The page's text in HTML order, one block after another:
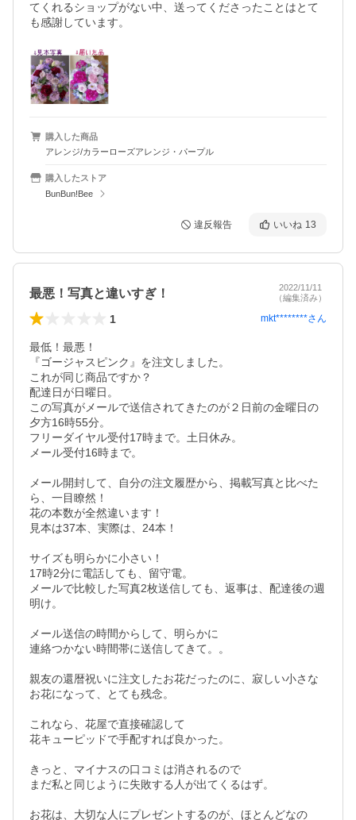
てくれるショップがない中、送ってくださったことはとて
も感謝しています。
購入した商品
アレンジ/カラーローズアレンジ・パープル
購入したストア
BunBun!Bee
違反報告 いいね 13
最悪！写真と違いすぎ！
2022/11/11
（編集済み）
1 mkt********さん
最低！最悪！
『ゴージャスピンク』を注文しました。
これが同じ商品ですか？
配達日が日曜日。
この写真がメールで送信されてきたのが２日前の金曜日の
夕方16時55分。
フリーダイヤル受付17時まで。土日休み。
メール受付16時まで。
メール開封して、自分の注文履歴から、掲載写真と比べた
ら、一目瞭然！
花の本数が全然違います！
見本は37本、実際は、24本！
サイズも明らかに小さい！
17時2分に電話しても、留守電。
メールで比較した写真2枚送信しても、返事は、配達後の週
明け。
メール送信の時間からして、明らかに
連絡つかない時間帯に送信してきて。。
親友の還暦祝いに注文したお花だったのに、寂しい小さな
お花になって、とても残念。
これなら、花屋で直接確認して
花キューピッドで手配すれば良かった。
きっと、マイナスの口コミは消されるので
まだ私と同じように失敗する人が出てくるはず。
お花は、大切な人にプレゼントするのが、ほとんどなの